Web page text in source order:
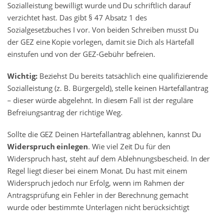
Sozialleistung bewilligt wurde und Du schriftlich darauf
verzichtet hast. Das gibt § 47 Absatz 1 des
Sozialgesetzbuches I vor. Von beiden Schreiben musst Du
der GEZ eine Kopie vorlegen, damit sie Dich als Härtefall
einstufen und von der GEZ-Gebühr befreien.
Wichtig:Beziehst Du bereits tatsächlich eine qualifizierende
Sozialleistung (z. B. Bürgergeld), stelle keinen Härtefallantrag
– dieser würde abgelehnt. In diesem Fall ist der reguläre
Befreiungsantrag der richtige Weg.
Sollte die GEZ Deinen Härtefallantrag ablehnen, kannst Du
Widerspruch einlegen. Wie viel Zeit Du für den
Widerspruch hast, steht auf dem Ablehnungsbescheid. In der
Regel liegt dieser bei einem Monat. Du hast mit einem
Widerspruch jedoch nur Erfolg, wenn im Rahmen der
Antragsprüfung ein Fehler in der Berechnung gemacht
wurde oder bestimmte Unterlagen nicht berücksichtigt